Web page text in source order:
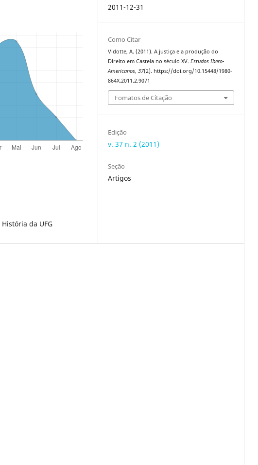
da UFG
2011-12-31
Como Citar
Vidotte, A. (2011). A justiça e a produção do
Direito em Castela no século XV.Estudos Ibero-
Americanos,37(2). https://doi.org/10.15448/1980-
864X.2011.2.9071
Fomatos de Citação
Edição
v. 37 n. 2 (2011)
Seção
Artigos